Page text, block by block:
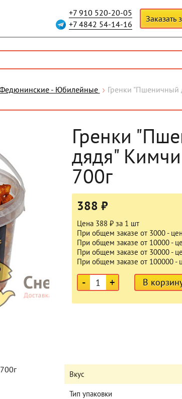
+7 910 520-20-05
+7 4842 54-14-16
Заказать
- Юбилейные
Гренки "Пшеничный
Гренки
дядя"
700г
388 ₽
Цена 388 ₽ за 1 шт
При общем заказе от 3000 -
При общем заказе от 10000 -
При общем заказе от 30000 -
При общем заказе от 100000 -
- + В
Вкус
Тип упаковки